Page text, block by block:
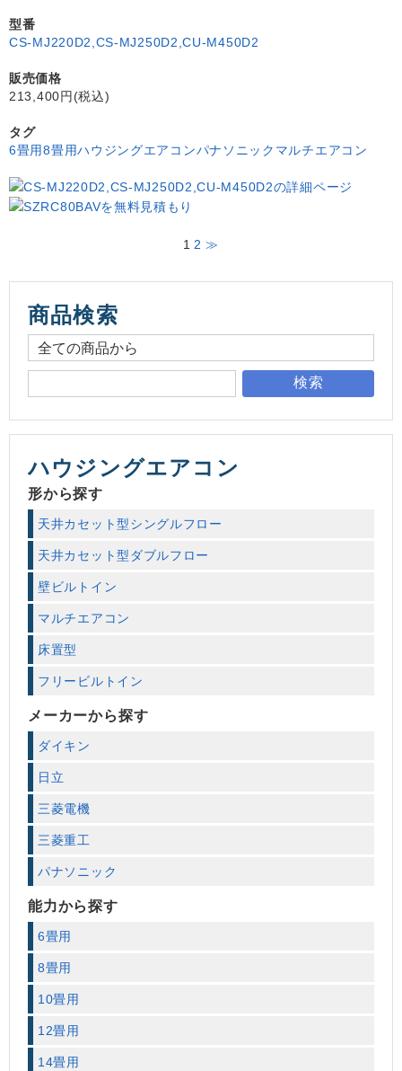
型番
CS-MJ220D2,CS-MJ250D2,CU-M450D2
販売価格
213,400円(税込)
タグ
6畳用8畳用ハウジングエアコンパナソニック マルチエアコン
1 2 ≫
商品検索
検索
ハウジングエアコン
形から探す
天井カセット型シングルフロー
天井カセット型ダブルフロー
壁ビルトイン
マルチエアコン
床置型
フリービルトイン
メーカーから探す
ダイキン
日立
三菱電機
三菱重工
パナソニック
能力から探す
6畳用
8畳用
10畳用
12畳用
14畳用